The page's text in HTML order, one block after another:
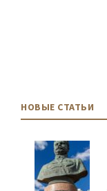
НОВЫЕ СТАТЬИ